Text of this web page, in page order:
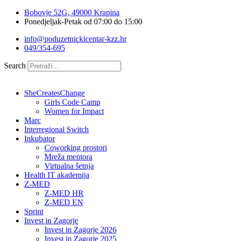
Bobovje 52G, 49000 Krapina
Ponedjeljak-Petak od 07:00 do 15:00
info@poduzetnickicentar-kzz.hr
049/354-695
Search
SheCreatesChange
Girls Code Camp
Women for Impact
Marc
Interregional Switch
Inkubator
Coworking prostori
Mreža mentora
Virtualna šetnja
Health IT akademija
Z-MED
Z-MED HR
Z-MED EN
Sprint
Invest in Zagorje
Invest in Zagorje 2026
Invest in Zagorje 2025